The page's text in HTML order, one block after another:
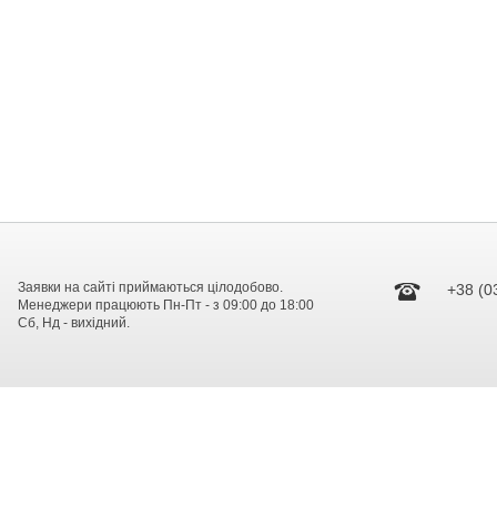
Заявки на сайті приймаються цілодобово.
Менеджери працюють Пн-Пт - з 09:00 до 18:00
Сб, Нд - вихідний.
+38